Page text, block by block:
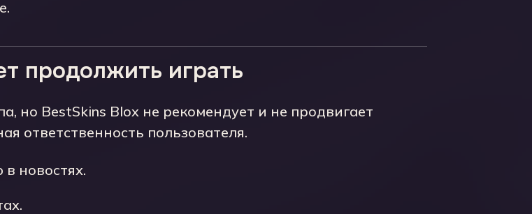
продолжить играть
но BestSkins Blox не рекомендует и не продвигает
ответственность пользователя.
новостях.